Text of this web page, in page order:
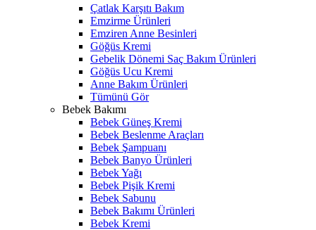
Çatlak Karşıtı Bakım
Emzirme Ürünleri
Emziren Anne Besinleri
Göğüs Kremi
Gebelik Dönemi Saç Bakım Ürünleri
Göğüs Ucu Kremi
Anne Bakım Ürünleri
Tümünü Gör
Bebek Bakımı
Bebek Güneş Kremi
Bebek Beslenme Araçları
Bebek Şampuanı
Bebek Banyo Ürünleri
Bebek Yağı
Bebek Pişik Kremi
Bebek Sabunu
Bebek Bakımı Ürünleri
Bebek Kremi